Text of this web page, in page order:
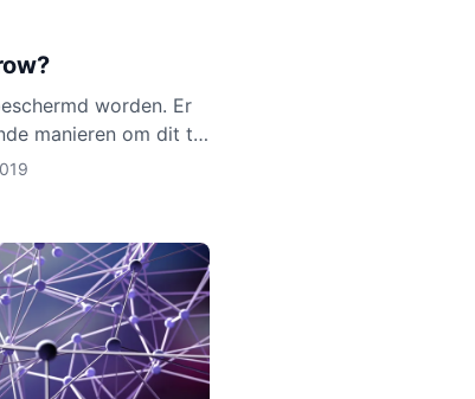
worden. Er
manieren om dit te
activa beschermt,